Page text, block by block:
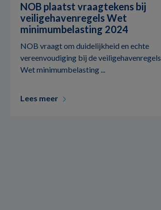
NOB plaatst vraagtekens bij
veiligehavenregels Wet
minimumbelasting 2024
NOB vraagt om duidelijkheid en echte
vereenvoudiging bij de veiligehavenregels
Wet minimumbelasting ...
Lees meer